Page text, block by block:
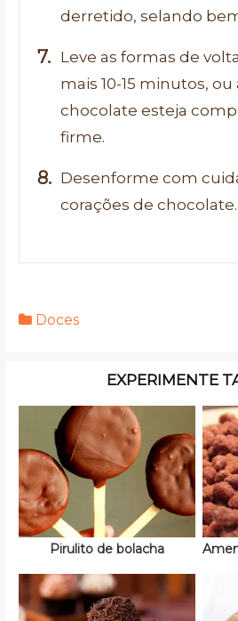
derretido, selando
Leve as formas de
mais 10-15 minutos,
chocolate esteja
firme.
Desenforme com
corações de chocolate.
Doces
EXPERIMENTE
Pirulito de bolacha